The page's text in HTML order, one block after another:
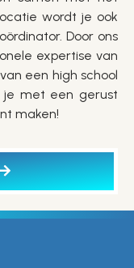
wordt je ook
Door ons
expertise van
een high school
je met een gerust
maken!